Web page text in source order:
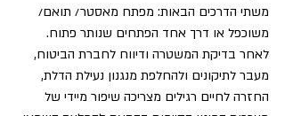
משתי הדרכים הבאות: מפתח מאסטר/ תואם/
משוכפל או דרך אחד הפתחים שנותר פתוח.
לאחר בדיקת המשטרה ודיווח לחברת הביטוח,
מעבר לתיקונים ולהחלפת מנגנון נעילת הדלת,
החזרה לחיים רגילים מצריכה שיפור מיידי של